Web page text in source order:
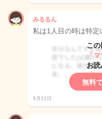
みるるん
私は1人目の時は特定
こ
「マ
お読
無料
5月11日